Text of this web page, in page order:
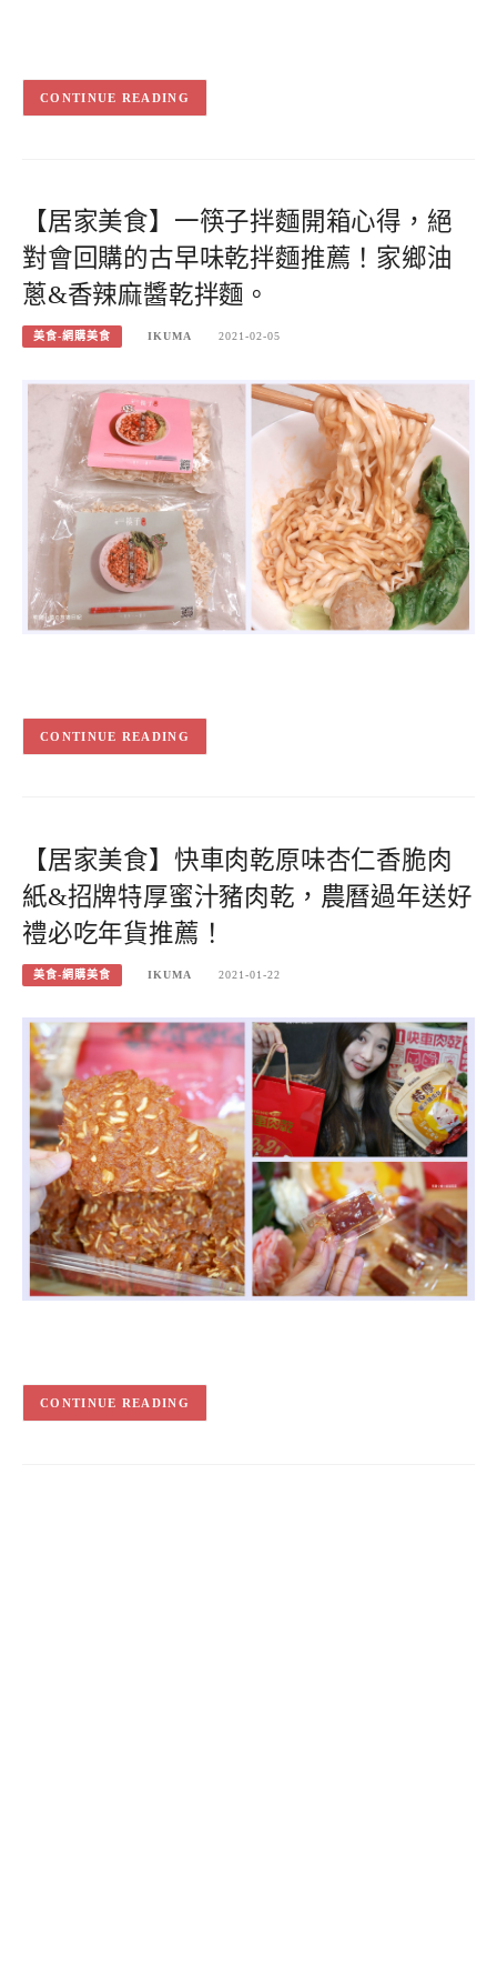
CONTINUE READING
【居家美食】一筷子拌麵開箱心得，絕
對會回購的古早味乾拌麵推薦！家鄉油
蔥&香辣麻醬乾拌麵。
美食-網購美食 IKUMA 2021-02-05
CONTINUE READING
【居家美食】快車肉乾原味杏仁香脆肉
紙&招牌特厚蜜汁豬肉乾，農曆過年送好
禮必吃年貨推薦！
美食-網購美食 IKUMA 2021-01-22
CONTINUE READING